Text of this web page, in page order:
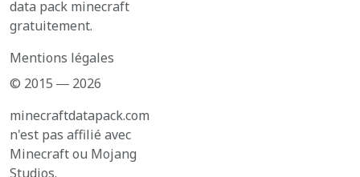
data pack minecraft
gratuitement.
Mentions légales
© 2015 ― 2026
minecraftdatapack.com
n'est pas affilié avec
Minecraft ou Mojang
Studios.